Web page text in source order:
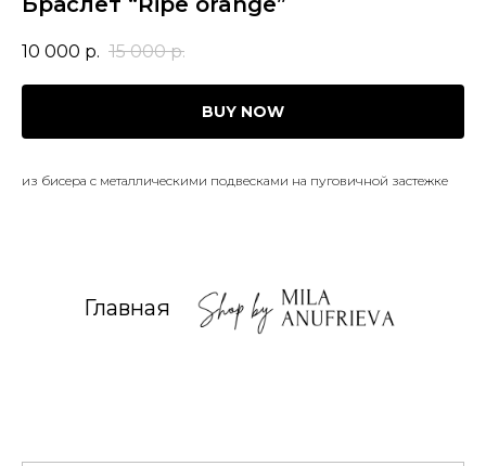
10 000 р. 15 000 р.
BUY NOW
из бисера с металлическими подвесками на пуговичной застежке
Главная